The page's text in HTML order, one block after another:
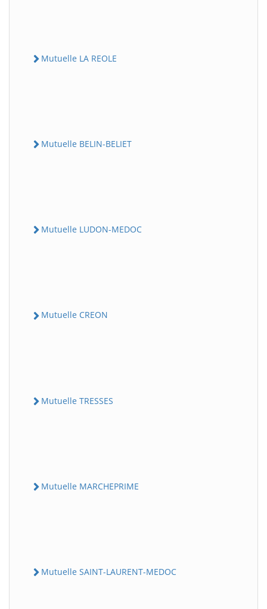
Mutuelle LA REOLE
Mutuelle BELIN-BELIET
Mutuelle LUDON-MEDOC
Mutuelle CREON
Mutuelle TRESSES
Mutuelle MARCHEPRIME
Mutuelle SAINT-LAURENT-MEDOC